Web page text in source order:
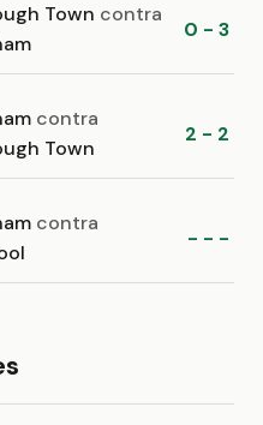
Town contra
0 - 3
contra
Town
2 - 2
contra
- - -